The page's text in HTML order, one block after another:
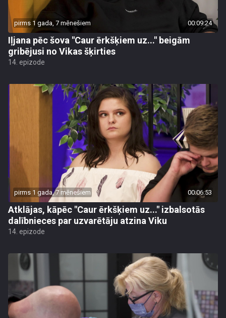
pirms 1 gada, 7 mēnešiem 00:09:24
Iļjana pēc šova "Caur ērkšķiem uz..." beigām
gribējusi no Vikas šķirties
14. epizode
pirms 1 gada, 7 mēnešiem 00:06:53
Atklājas, kāpēc "Caur ērkšķiem uz..." izbalsotās
dalībnieces par uzvarētāju atzina Viku
14. epizode